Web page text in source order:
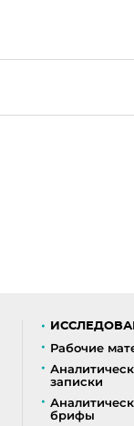
Рабочие
записки
брифы